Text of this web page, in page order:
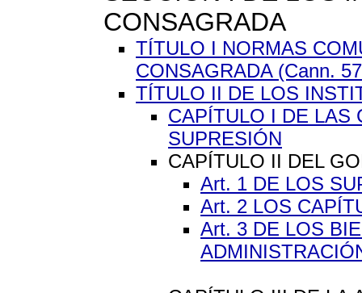
CONSAGRADA
TÍTULO I NORMAS
CONSAGRADA (Cann.
TÍTULO II DE LOS
CAPÍTULO I DE LAS
SUPRESIÓN
CAPÍTULO II DEL
Art. 1 DE LOS
Art. 2 LOS
Art. 3 DE LOS